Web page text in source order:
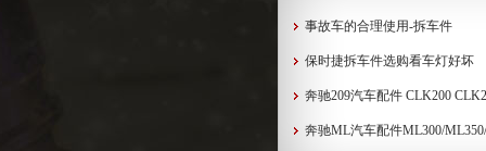
事故车的合理使用-拆车件
保时捷拆车件选购看车灯好坏
奔驰209汽车配件 CLK200
奔驰ML汽车配件ML300/